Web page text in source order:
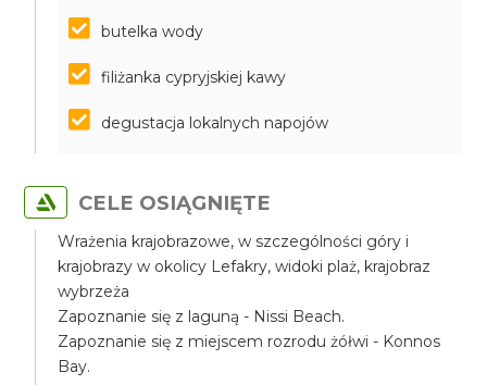
butelka wody
filiżanka cypryjskiej kawy
degustacja lokalnych napojów
CELE OSIĄGNIĘTE
Wrażenia krajobrazowe, w szczególności góry i
krajobrazy w okolicy Lefakry, widoki plaż, krajobraz
wybrzeża
Zapoznanie się z laguną - Nissi Beach.
Zapoznanie się z miejscem rozrodu żółwi - Konnos
Bay.